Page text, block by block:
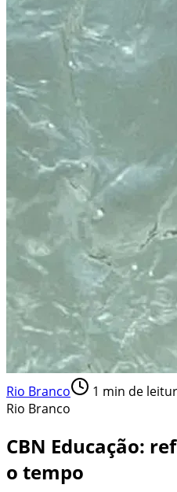
Rio Branco 1 min de
Rio Branco
CBN Educação:
o tempo